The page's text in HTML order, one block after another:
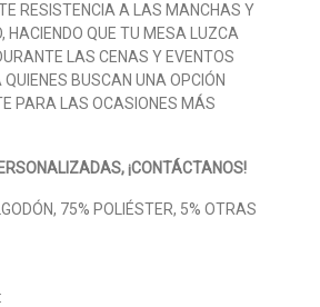
RESISTENCIA A LAS MANCHAS Y
HACIENDO QUE TU MESA LUZCA
LAS CENAS Y EVENTOS
BUSCAN UNA OPCIÓN
PARA LAS OCASIONES MÁS
¡CONTÁCTANOS!
75% POLIÉSTER, 5% OTRAS
: